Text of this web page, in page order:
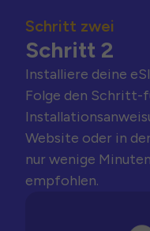
Schritt zwei
Schritt 2
Installiere deine
Folge den
Website oder in
nur wenige
empfohlen.